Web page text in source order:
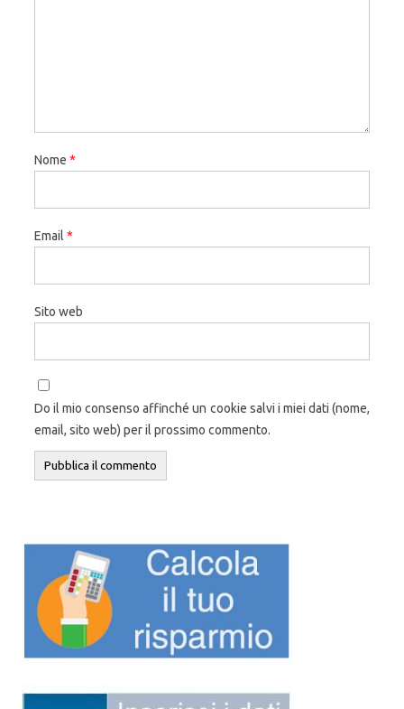
Nome *
Email *
Sito web
Do il mio consenso affinché un cookie salvi i miei dati (nome,
email, sito web) per il prossimo commento.